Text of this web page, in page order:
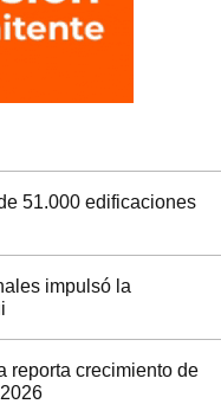
51.000 edificaciones
impulsó la
reporta crecimiento de